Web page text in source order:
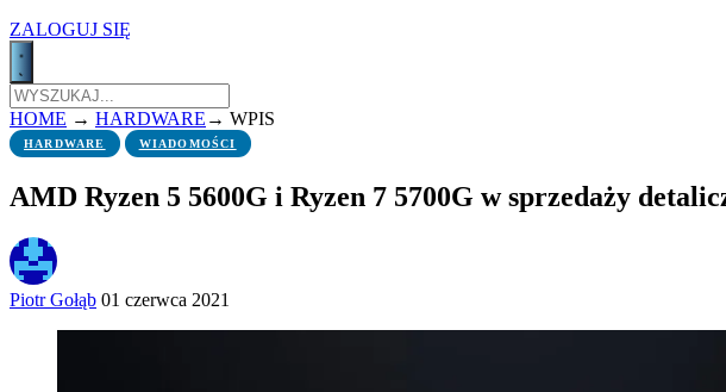
ZALOGUJ SIĘ
HOME → HARDWARE → WPIS
HARDWARE WIADOMOŚCI
AMD Ryzen 5 5600G i Ryzen 7 5700G w sprzedaży
Piotr Gołąb 01 czerwca 2021